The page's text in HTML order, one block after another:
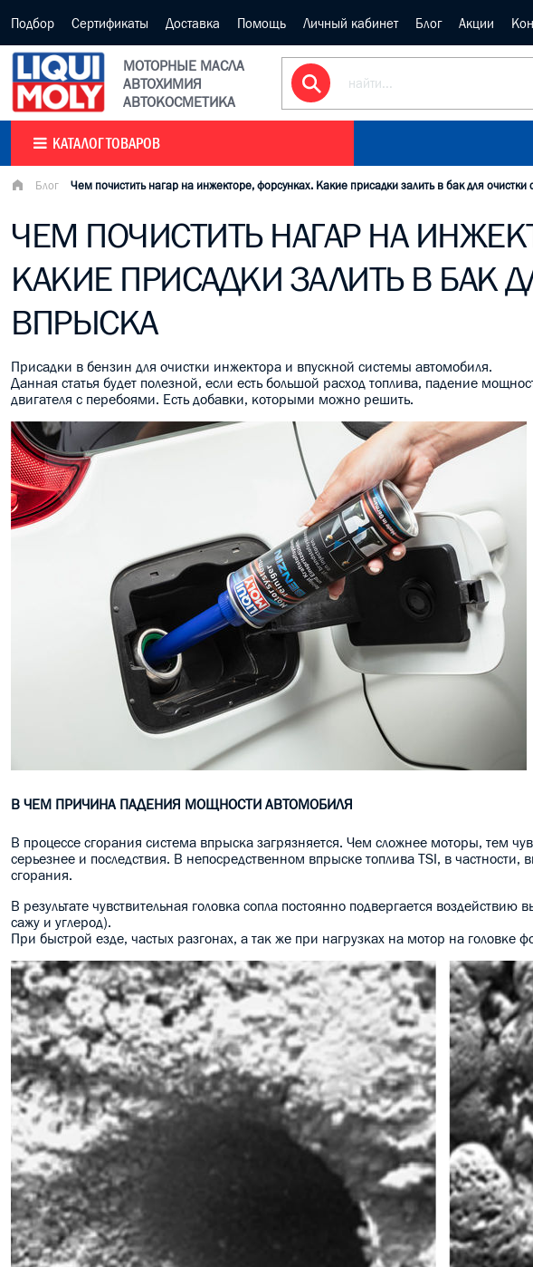
Подбор Сертификаты Доставка Помощь Личный кабинет Блог Акции
МОТОРНЫЕ МАСЛА
АВТОХИМИЯ
АВТОКОСМЕТИКА
КАТАЛОГ ТОВАРОВ
Блог Чем почистить нагар на инжекторе, форсунках. Какие присадки залить в бак для
ЧЕМ ПОЧИСТИТЬ НАГАР НА
КАКИЕ ПРИСАДКИ ЗАЛИТЬ В БАК
ВПРЫСКА
Присадки в бензин для очистки инжектора и впускной системы автомобиля.
Данная статья будет полезной, если есть большой расход топлива, падение
двигателя с перебоями. Есть добавки, которыми можно решить.
В ЧЕМ ПРИЧИНА ПАДЕНИЯ МОЩНОСТИ АВТОМОБИЛЯ
В процессе сгорания система впрыска загрязняется. Чем сложнее моторы, тем
серьезнее и последствия. В непосредственном впрыске топлива TSI, в
сгорания.
В результате чувствительная головка сопла постоянно подвергается
сажу и углерод).
При быстрой езде, частых разгонах, а так же при нагрузках на мотор на головке